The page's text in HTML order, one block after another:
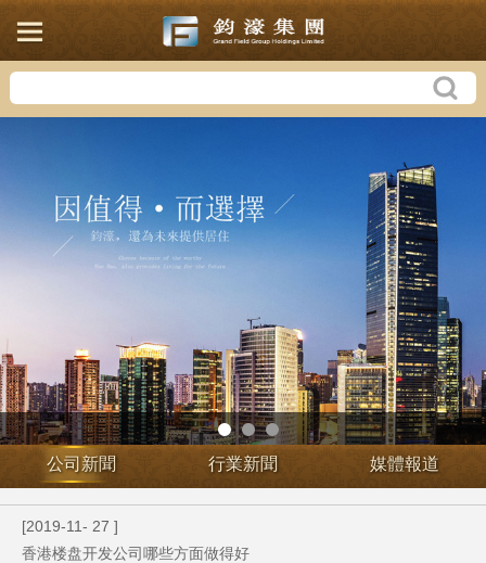
公司新聞 行業新聞 媒體報道
香港楼盘开发公司哪些方面做得好
[2019-11- 27 ]